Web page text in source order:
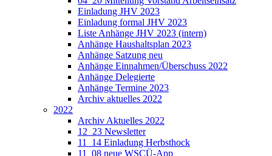
Einladung JHV 2023
Einladung formal JHV 2023
Liste Anhänge JHV 2023 (intern)
Anhänge Haushaltsplan 2023
Anhänge Satzung neu
Anhänge Einnahmen/Überschuss 2022
Anhänge Delegierte
Anhänge Termine 2023
Archiv aktuelles 2022
2022
Archiv Aktuelles 2022
12_23 Newsletter
11_14 Einladung Herbsthock
11_08 neue WSCÜ-App